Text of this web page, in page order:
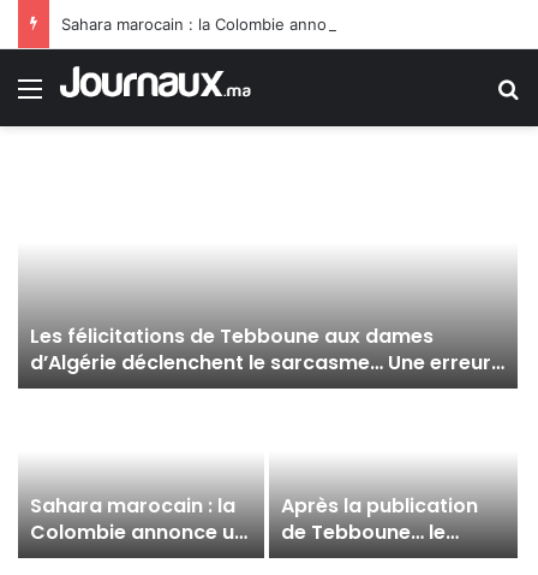
Menu
Les félicitations de Tebboune aux dames
d’Algérie déclenchent le sarcasme… Une erreur
flagrante du président algérien suscite la
Sahara marocain : la
Colombie annonce un
changement de sa
Après la publication
de Tebboune… le
président algérien